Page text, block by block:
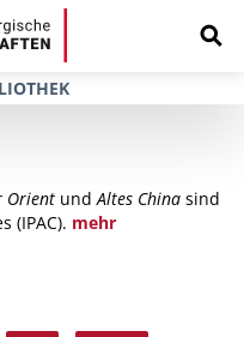
Orient undAltes China sind
(IPAC). mehr